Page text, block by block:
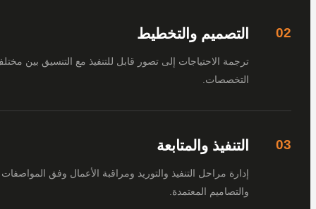
التصميم والتخطيط
ترجمة الاحتياجات إلى تصور قابل للتنفيذ مع التنسيق بين مختلف
التخصصات.
التنفيذ والمتابعة
إدارة مراحل التنفيذ والتوريد ومراقبة الأعمال وفق المواصفات
والتصاميم المعتمدة.